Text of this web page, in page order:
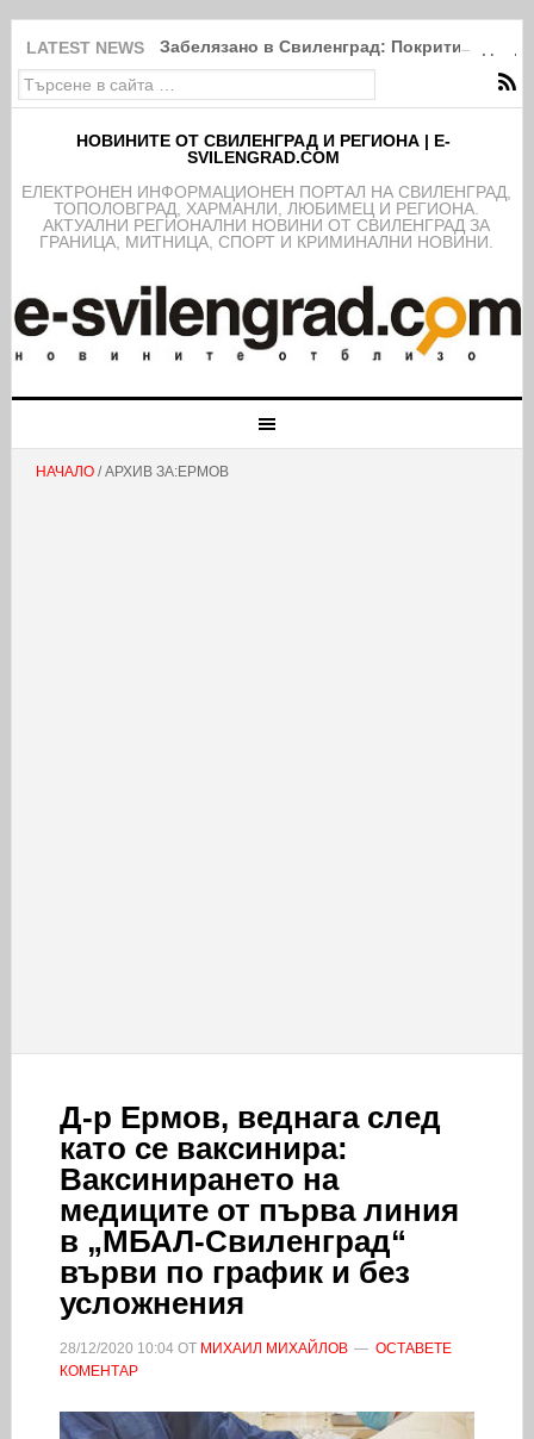
LATEST NEWS Забелязано в Свиленград: Покрити в
НОВИНИТЕ ОТ СВИЛЕНГРАД И РЕГИОНА | E-
SVILENGRAD.COM
EЛЕКТРОНЕН ИНФОРМАЦИОНЕН ПОРТАЛ НА СВИЛЕНГРАД,
ТОПОЛОВГРАД, ХАРМАНЛИ, ЛЮБИМЕЦ И РЕГИОНА.
АКТУАЛНИ РЕГИОНАЛНИ НОВИНИ ОТ СВИЛЕНГРАД ЗА
ГРАНИЦА, МИТНИЦА, СПОРТ И КРИМИНАЛНИ НОВИНИ.
НАЧАЛО/ АРХИВ ЗА:ЕРМОВ
Д-р Ермов, веднага след
като се ваксинира:
Ваксинирането на
медиците от първа линия
в „МБАЛ-Свиленград“
върви по график и без
усложнения
28/12/2020 10:04ОТ МИХАИЛ МИХАЙЛОВ
ОСТАВЕТЕ
КОМЕНТАР